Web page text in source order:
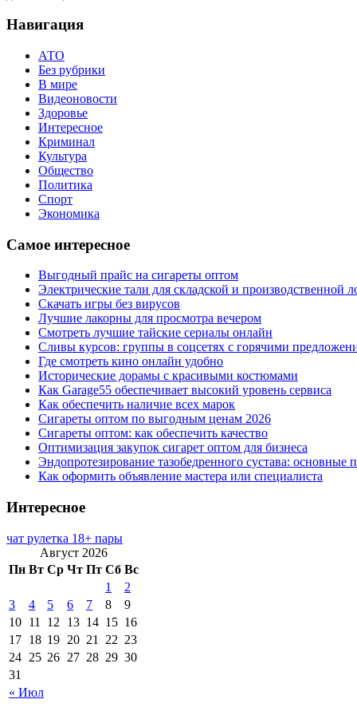
Навигация
АТО
Без рубрики
В мире
Видеоновости
Здоровье
Интересное
Криминал
Культура
Общество
Политика
Спорт
Экономика
Самое интересное
Выгодный прайс на сигареты оптом
Электрические тали для складской и производственной
Скачать игры без вирусов
Лучшие лакорны для просмотра вечером
Смотреть лучшие тайские сериалы онлайн
Сливы курсов: группы в соцсетях с горячими
Где смотреть кино онлайн удобно
Исторические дорамы с красивыми костюмами
Как Garage55 обеспечивает высокий уровень сервиса
Как обеспечить наличие всех марок
Сигареты оптом по выгодным ценам 2026
Сигареты оптом: как обеспечить качество
Оптимизация закупок сигарет оптом для бизнеса
Эндопротезирование тазобедренного сустава: основные
Как оформить объявление мастера или специалиста
Интересное
чат рулетка 18+ пары
Август 2026
Пн Вт Ср Чт Пт Сб Вс
« Июл
1
2
3
4 5 6 7 8
9
10 11 12 13 14 15 16
17 18 19 20 21 22 23
24 25 26 27 28 29 30
31